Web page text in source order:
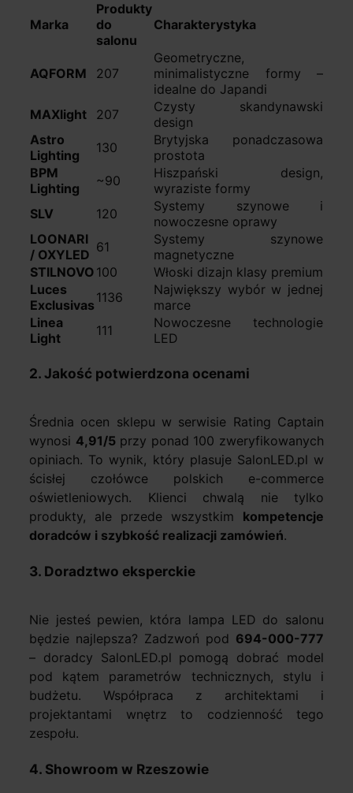
Marka
Produkty
do
salonu
Charakterystyka
AQFORM 207
Geometryczne,
minimalistyczne formy –
idealne do Japandi
MAXlight
207
Czysty skandynawski
design
Astro
Lighting
130
Brytyjska ponadczasowa
prostota
BPM
Lighting
~90
Hiszpański design,
wyraziste formy
SLV
120
Systemy szynowe i
nowoczesne oprawy
LOONARI
/ OXYLED 61
Systemy szynowe
magnetyczne
STILNOVO 100
Włoski dizajn klasy premium
Luces
Exclusivas 1136
Największy wybór w jednej
marce
Linea
Light
111
Nowoczesne technologie
LED
2. Jakość potwierdzona ocenami
Średnia ocen sklepu w serwisie Rating Captain
wynosi 4,91/5przy ponad 100 zweryfikowanych
opiniach. To wynik, który plasuje SalonLED.pl w
ścisłej czołówce polskich e-commerce
oświetleniowych. Klienci chwalą nie tylko
produkty, ale przede wszystkim kompetencje
doradców i szybkość realizacji zamówień.
3. Doradztwo eksperckie
Nie jesteś pewien, która lampa LED do salonu
będzie najlepsza? Zadzwoń pod 694-000-777
– doradcy SalonLED.pl pomogą dobrać model
pod kątem parametrów technicznych, stylu i
budżetu. Współpraca z architektami i
projektantami wnętrz to codzienność tego
zespołu.
4. Showroom w Rzeszowie